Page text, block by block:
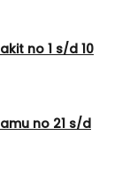
no 1 s/d 10
no 21 s/d